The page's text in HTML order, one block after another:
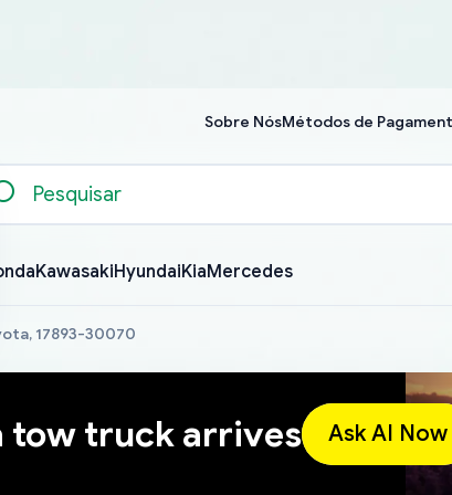
Sobre NósMétodos de
KawasakiHyundaiKiaMercedes
17893-30070
tow truck arrives Ask AI Now